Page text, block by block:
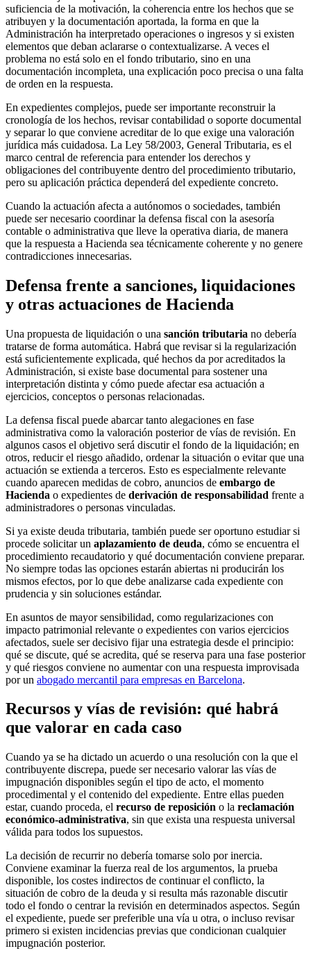
suficiencia de la motivación, la coherencia entre los hechos que se
atribuyen y la documentación aportada, la forma en que la
Administración ha interpretado operaciones o ingresos y si existen
elementos que deban aclararse o contextualizarse. A veces el
problema no está solo en el fondo tributario, sino en una
documentación incompleta, una explicación poco precisa o una falta
de orden en la respuesta.
En expedientes complejos, puede ser importante reconstruir la
cronología de los hechos, revisar contabilidad o soporte documental
y separar lo que conviene acreditar de lo que exige una valoración
jurídica más cuidadosa. La Ley 58/2003, General Tributaria, es el
marco central de referencia para entender los derechos y
obligaciones del contribuyente dentro del procedimiento tributario,
pero su aplicación práctica dependerá del expediente concreto.
Cuando la actuación afecta a autónomos o sociedades, también
puede ser necesario coordinar la defensa fiscal con la asesoría
contable o administrativa que lleve la operativa diaria, de manera
que la respuesta a Hacienda sea técnicamente coherente y no genere
contradicciones innecesarias.
Defensa frente a sanciones, liquidaciones
y otras actuaciones de Hacienda
Una propuesta de liquidación o una sanción tributaria no debería
tratarse de forma automática. Habrá que revisar si la regularización
está suficientemente explicada, qué hechos da por acreditados la
Administración, si existe base documental para sostener una
interpretación distinta y cómo puede afectar esa actuación a
ejercicios, conceptos o personas relacionadas.
La defensa fiscal puede abarcar tanto alegaciones en fase
administrativa como la valoración posterior de vías de revisión. En
algunos casos el objetivo será discutir el fondo de la liquidación; en
otros, reducir el riesgo añadido, ordenar la situación o evitar que una
actuación se extienda a terceros. Esto es especialmente relevante
cuando aparecen medidas de cobro, anuncios de embargo de
Hacienda o expedientes de derivación de responsabilidad frente a
administradores o personas vinculadas.
Si ya existe deuda tributaria, también puede ser oportuno estudiar si
procede solicitar un aplazamiento de deuda, cómo se encuentra el
procedimiento recaudatorio y qué documentación conviene preparar.
No siempre todas las opciones estarán abiertas ni producirán los
mismos efectos, por lo que debe analizarse cada expediente con
prudencia y sin soluciones estándar.
En asuntos de mayor sensibilidad, como regularizaciones con
impacto patrimonial relevante o expedientes con varios ejercicios
afectados, suele ser decisivo fijar una estrategia desde el principio:
qué se discute, qué se acredita, qué se reserva para una fase posterior
y qué riesgos conviene no aumentar con una respuesta improvisada
por un abogado mercantil para empresas en Barcelona.
Recursos y vías de revisión: qué habrá
que valorar en cada caso
Cuando ya se ha dictado un acuerdo o una resolución con la que el
contribuyente discrepa, puede ser necesario valorar las vías de
impugnación disponibles según el tipo de acto, el momento
procedimental y el contenido del expediente. Entre ellas pueden
estar, cuando proceda, el recurso de reposición o la reclamación
económico-administrativa, sin que exista una respuesta universal
válida para todos los supuestos.
La decisión de recurrir no debería tomarse solo por inercia.
Conviene examinar la fuerza real de los argumentos, la prueba
disponible, los costes indirectos de continuar el conflicto, la
situación de cobro de la deuda y si resulta más razonable discutir
todo el fondo o centrar la revisión en determinados aspectos. Según
el expediente, puede ser preferible una vía u otra, o incluso revisar
primero si existen incidencias previas que condicionan cualquier
impugnación posterior.